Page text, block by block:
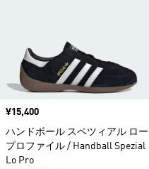
価格
¥15,400
ハンドボール スペツィアル ロー
プロファイル / Handball Spezial
Lo Pro